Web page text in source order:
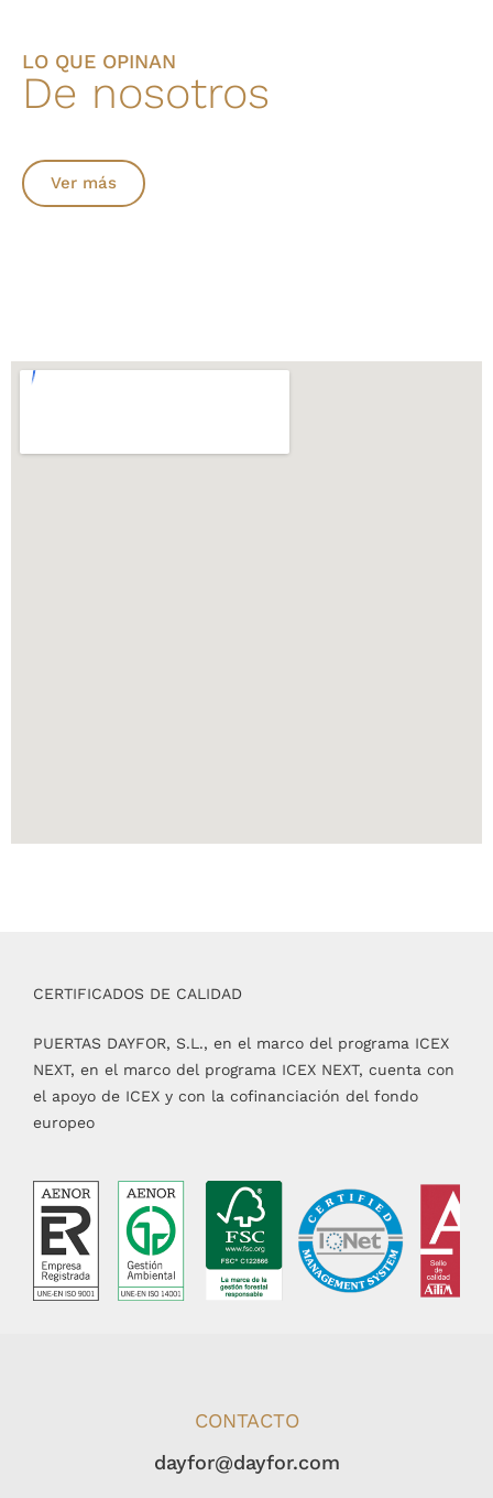
LO QUE OPINAN
De nosotros
Ver más
CERTIFICADOS DE CALIDAD
PUERTAS DAYFOR, S.L., en el marco del programa ICEX
NEXT, en el marco del programa ICEX NEXT, cuenta con
el apoyo de ICEX y con la cofinanciación del fondo
europeo
CONTACTO
dayfor@dayfor.com